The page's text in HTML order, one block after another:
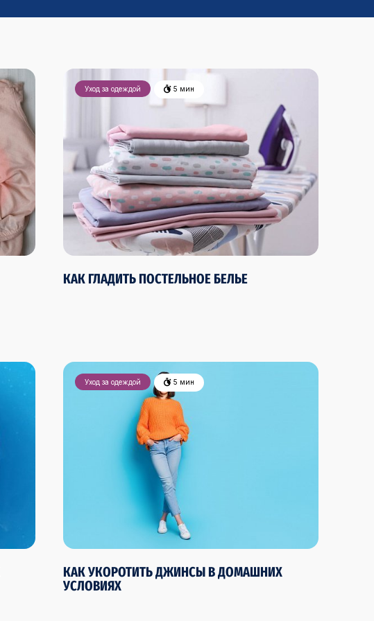
Уход за одеждой 5 мин
КАК ГЛАДИТЬ ПОСТЕЛЬНОЕ БЕЛЬЕ
Уход за одеждой 5 мин
КАК УКОРОТИТЬ ДЖИНСЫ В ДОМАШНИХ
УСЛОВИЯХ